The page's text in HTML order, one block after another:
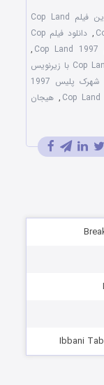
تماشای آنلاین فیلم Cop Land
,
دانلود فیلم Cop
,
فیلم Cop Land 1997 با زیرنویس
فیلم شهرک پلیس 1997
, هیجان